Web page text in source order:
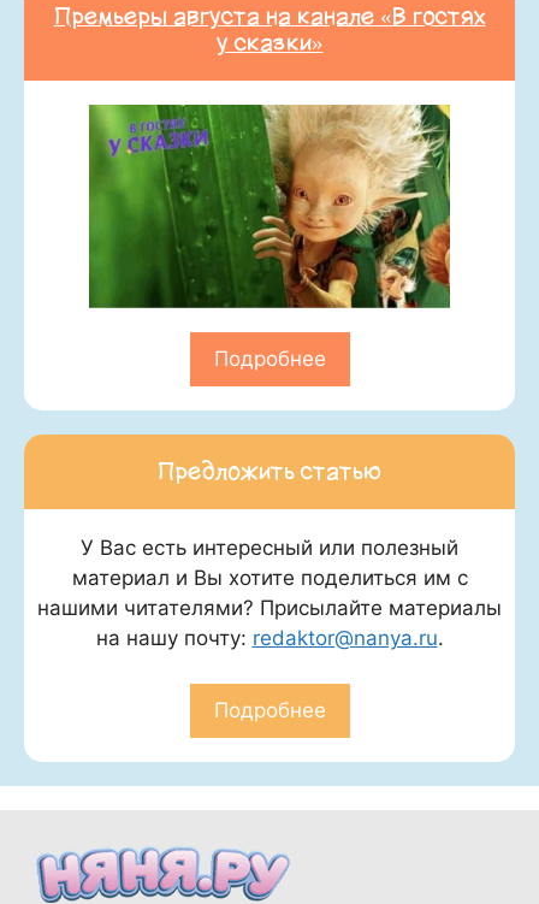
Премьеры августа на канале «В гостях
у сказки»
Подробнее
Предложить статью
У Вас есть интересный или полезный
материал и Вы хотите поделиться им с
нашими читателями? Присылайте материалы
на нашу почту: redaktor@nanya.ru.
Подробнее